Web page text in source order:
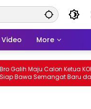
Video More
Calon Ketua KORMI Sulbar,
Baru dan Angkat